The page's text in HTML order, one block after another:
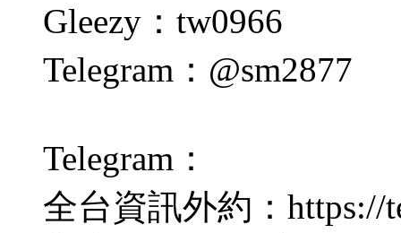
Gleezy：tw0966
Telegram：@sm2877
Telegram：
全台資訊外約：https://